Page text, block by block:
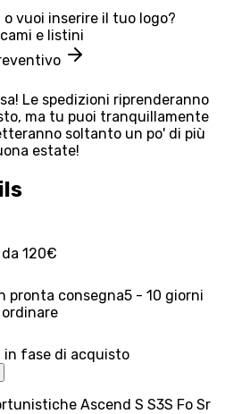
vuoi inserire il tuo logo?
e listini
Le spedizioni riprenderanno
ma tu puoi tranquillamente
soltanto un po' di più
estate!
120€
pronta consegna5 - 10 giorni
fase di acquisto
Ascend S S3S Fo Sr